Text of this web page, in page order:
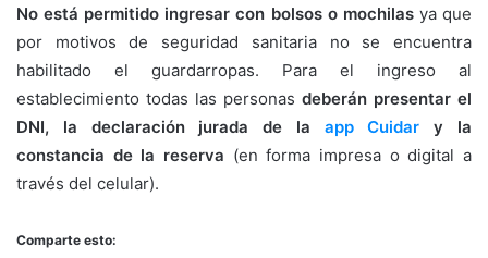
No está permitido ingresar con bolsos o mochilasya que
por motivos de seguridad sanitaria no se encuentra
habilitado el guardarropas. Para el ingreso al
establecimiento todas las personas deberán presentar el
DNI, la declaración jurada de la app Cuidar y la
constancia de la reserva (en forma impresa o digital a
través del celular).
Comparte esto: